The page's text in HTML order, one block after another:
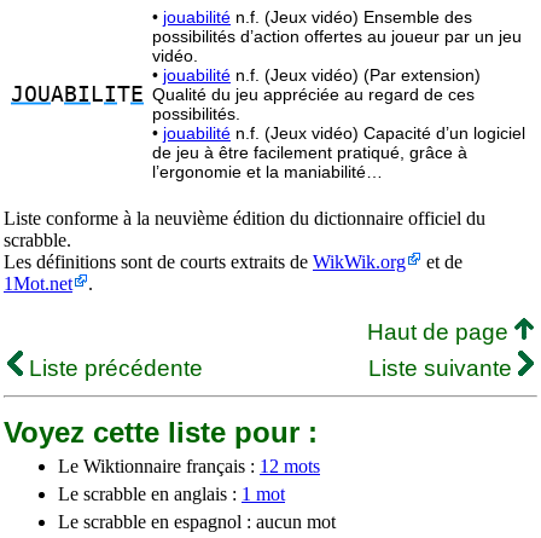
JOUABI LITE
• jouabilité n.f. (Jeux vidéo) Ensemble des
possibilités d’action offertes au joueur par un jeu
vidéo.
• jouabilité n.f. (Jeux vidéo) (Par extension)
Qualité du jeu appréciée au regard de ces
possibilités.
• jouabilité n.f. (Jeux vidéo) Capacité d’un logiciel
de jeu à être facilement pratiqué, grâce à
l’ergonomie et la maniabilité…
Liste conforme à la neuvième édition du dictionnaire officiel du
scrabble.
Les définitions sont de courts extraits de WikWik.org
et de
1Mot.net
.
Haut de page
Liste précédente
Liste suivante
Voyez cette liste pour :
Le Wiktionnaire français : 12 mots
Le scrabble en anglais : 1 mot
Le scrabble en espagnol : aucun mot